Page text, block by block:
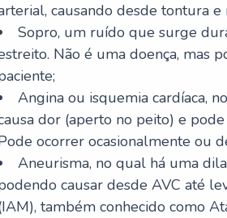
causando desde tontura
Sopro, um ruído que surge
Não é uma doença, mas
Angina ou isquemia cardíaca,
dor (aperto no peito) e
ocorrer ocasionalmente ou
Aneurisma, no qual há uma
causar desde AVC até
também conhecido como